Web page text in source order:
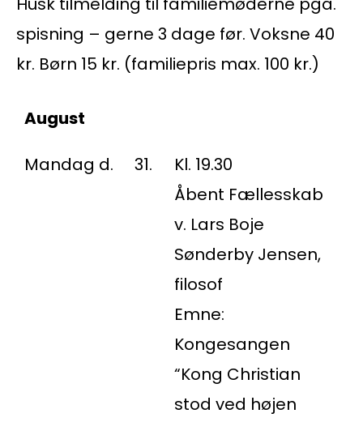
spisning – gerne 3 dage før. Voksne 40
kr. Børn 15 kr. (familiepris max. 100 kr.)
August
Mandag d. 31.
Kl. 19.30
Åbent Fællesskab
v. Lars Boje
Sønderby Jensen,
filosof
Emne:
Kongesangen
“Kong Christian
stod ved højen